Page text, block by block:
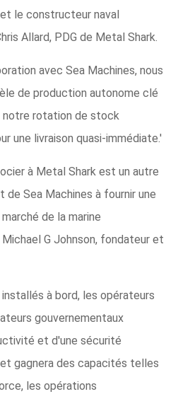
le constructeur naval
Allard, PDG de Metal Shark.
avec Sea Machines, nous
de production autonome clé
notre rotation de stock
une livraison quasi-immédiate.'
à Metal Shark est un autre
Sea Machines à fournir une
de la marine
G Johnson, fondateur et
à bord, les opérateurs
gouvernementaux
et d'une sécurité
gagnera des capacités telles
les opérations